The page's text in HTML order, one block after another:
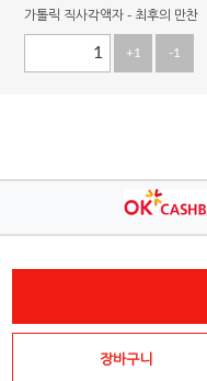
가톨릭 직사각액자 - 최후의 만찬
+1 -1
장바구니